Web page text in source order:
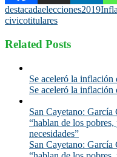
destacadaelecciones2019
civicotitulares
Related Posts
Se aceleró la
Se aceleró la
San Cayetano: García
“hablan de los pobres,
necesidades”
San Cayetano: García